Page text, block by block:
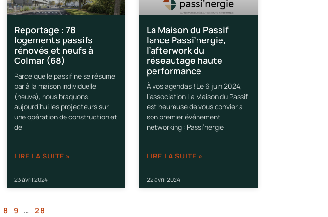
Reportage : 78
logements passifs
rénovés et neufs à
Colmar (68)
Parce que le passif ne se résume
par à la maison individuelle
(neuve), nous braquons
aujourd’hui les projecteurs sur
une opération de construction et
de
LIRE LA SUITE »
23 avril 2024
La Maison du Passif
lance Passi’nergie,
l’afterwork du
réseautage haute
performance
À vos agendas ! Le 6 juin 2024,
l’association La Maison du Passif
est heureuse de vous convier à
son premier événement
networking : Passi’nergie
LIRE LA SUITE »
22 avril 2024
8 9 … 28